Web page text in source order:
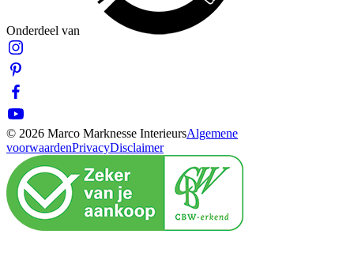
Onderdeel van
© 2026 Marco Marknesse InterieursAlgemene
voorwaardenPrivacyDisclaimer